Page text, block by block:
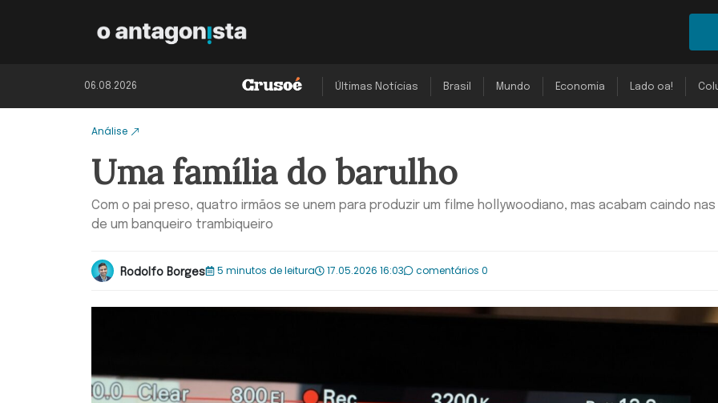
06.08.2026 Últimas Notícias Brasil Mundo Economia Lado oa!
Análise
Uma família do barulho
Com o pai preso, quatro irmãos se unem para produzir um filme hollywoodiano, mas acabam caindo nas
de um banqueiro trambiqueiro
Rodolfo Borges 5 minutos de leitura 17.05.2026 16:03 comentários 0